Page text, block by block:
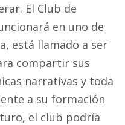
El Club de
en uno de
está llamado a ser
compartir sus
narrativas y toda
a su formación
el club podría